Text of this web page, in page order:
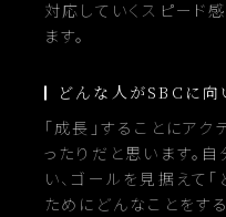
対応していくスピード
ます。
どんな人がSBCに
「成長」することにア
ったりだと思います。
い、ゴールを見据えて
ためにどんなことをす